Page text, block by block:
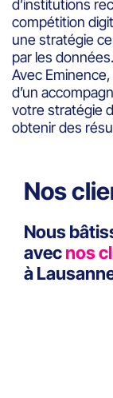
d’institutions
compétition
une stratégie
par les données.
Avec
d’un
votre stratégie
obtenir des
Nos
Nous
avecnos
à